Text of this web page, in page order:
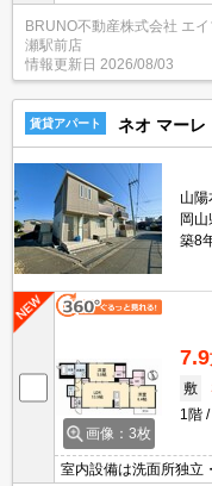
ださい。
BRUNO不動産株式会社 エ
瀬駅前店
情報更新日 2026/08/03
賃貸アパート ネオ マーレ
山
岡
築8
画像：3枚
7.9
敷
1階
室内設備は洗面所独立